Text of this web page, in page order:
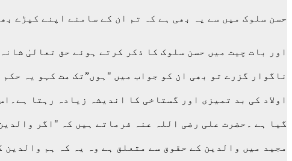
حسن سلوک میں سے یہ بھی ہے کہ تم ان کے سامنے اپنے کپڑے
اور بات چیت میں حسن سلوک کا ذکر کرتے ہوئے حق تعالیٰ
ناگوار گزرے تو بھی ان کو جواب میں "ہوں”تک مت کہو یہ
اولاد کی بد تمیزی اور گستاخی کا اندیشہ زیادہ رہتا
گیا ہے ۔حضرت علی رضی اللہ عنہ فرماتے ہیں کہ "اگر
مجید میں والدین کے حقوق سے متعلق ہے وہ یہ کہ ہم